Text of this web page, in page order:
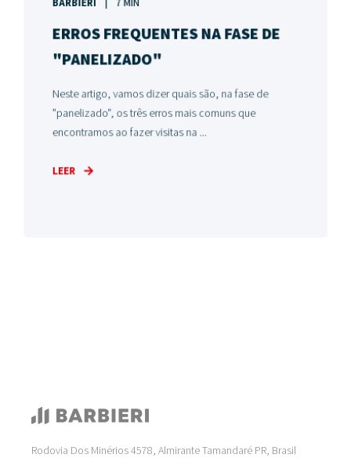
BARBIERI 7 MIN
ERROS FREQUENTES NA FASE DE
"PANELIZADO"
Neste artigo, vamos dizer quais são, na fase de
"panelizado", os três erros mais comuns que
encontramos ao fazer visitas na ...
LEER
Rodovia Dos Minérios 4578, Almirante Tamandaré PR, Brasil